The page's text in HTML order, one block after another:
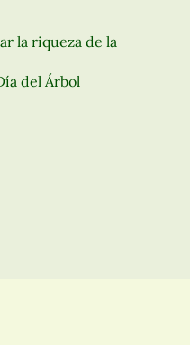
la riqueza de la
del Árbol